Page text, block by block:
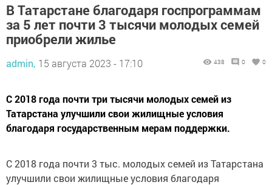
В Татарстане благодаря госпрограммам
за 5 лет почти 3 тысячи молодых семей
приобрели жилье
admin, 15 августа 2023 - 17:10 438 0 0
С 2018 года почти три тысячи молодых семей из
Татарстана улучшили свои жилищные условия
благодаря государственным мерам поддержки.
С 2018 года почти 3 тыс. молодых семей из Татарстана
улучшили свои жилищные условия благодаря